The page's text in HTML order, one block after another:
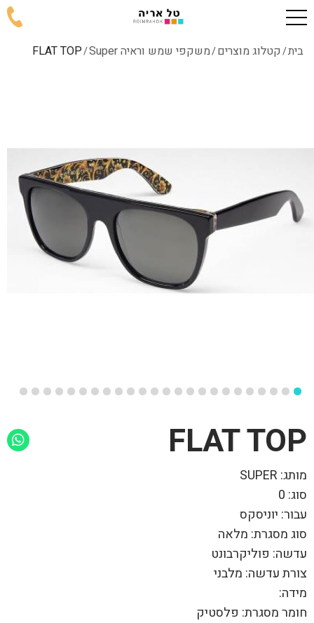
בית/קטלוג מוצרים/משקפי שמש וראיה Super /
FLAT TOP
FLAT TOP
מותג: SUPER
סוג: 0
עבור: יוניסקס
סוג מסגרת: מלאה
עדשה: פוליקרבונט
צורת עדשה: מלבני
מידה:
חומר מסגרת: פלסטיק